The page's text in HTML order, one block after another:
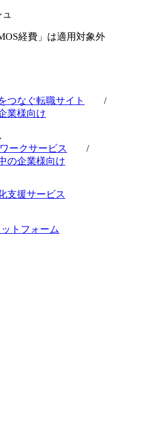
経費」は適用対象外
つなぐ転職サイト
/
業様向け
ークサービス
/
の企業様向け
支援サービス
トフォーム